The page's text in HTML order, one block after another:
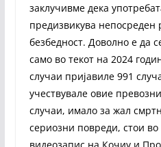
заклучивме дека
предизвикува непосреден
безбедност. Доволно е да
само во текот на 2024
случаи пријавиле 991
учествувале овие
случаи, имало за жал
сериозни повреди, стои
видеозапис на Кочиу и